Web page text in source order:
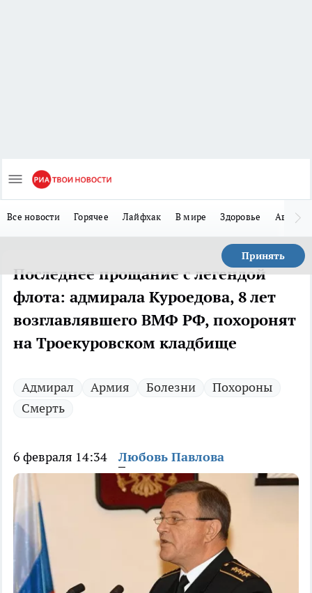
Все новости Горячее Лайфхак В мире Здоровье Авто
Принять
Последнее прощание с легендой
флота: адмирала Куроедова, 8 лет
возглавлявшего ВМФ РФ, похоронят
на Троекуровском кладбище
Адмирал Армия Болезни
Похороны
Смерть
6 февраля 14:34 Любовь Павлова